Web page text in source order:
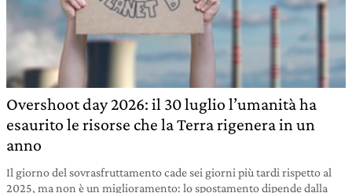
Overshoot day 2026: il 30 luglio l’umanità ha
esaurito le risorse che la Terra rigenera in un
anno
Il giorno del sovrasfruttamento cade sei giorni più tardi rispetto al
2025, ma non è un miglioramento: lo spostamento dipende dalla